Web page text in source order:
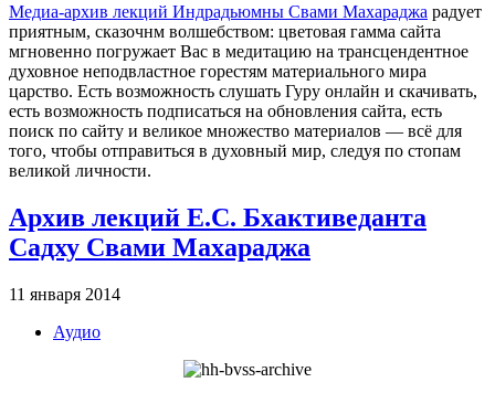
Медиа-архив лекций Индрадьюмны Свами Махараджа радует
приятным, сказочнм волшебством: цветовая гамма сайта
мгновенно погружает Вас в медитацию на трансцендентное
духовное неподвластное горестям материального мира
царство. Есть возможность слушать Гуру онлайн и скачивать,
есть возможность подписаться на обновления сайта, есть
поиск по сайту и великое множество материалов — всё для
того, чтобы отправиться в духовный мир, следуя по стопам
великой личности.
Архив лекций Е.С. Бхактиведанта
Садху Свами Махараджа
11 января 2014
Аудио